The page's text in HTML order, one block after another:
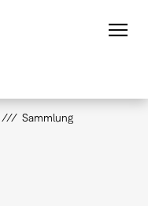
Sammlung